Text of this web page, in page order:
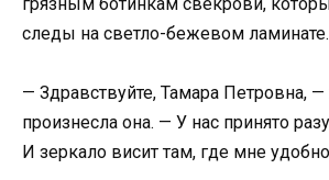
следы на светло-бежевом ламинате.
— Здравствуйте, Тамара Петровна,
произнесла она. — У нас принято
И зеркало висит там, где мне